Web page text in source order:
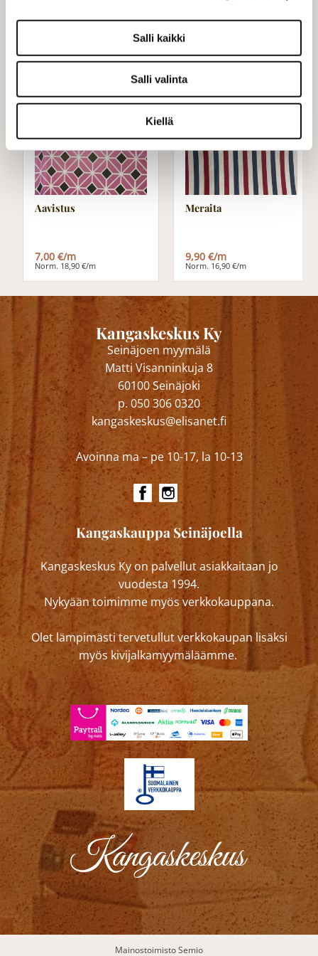
Salli kaikki
Salli valinta
Kiellä
Ei saatavana!
Aavistus
7,00 €/m
Norm. 18,90 €/m
Meraita
9,90 €/m
Norm. 16,90 €/m
Kangaskeskus Ky
Seinäjoen myymälä
Matti Visanninkuja 8
60100 Seinäjoki
p. 050 306 0320
kangaskeskus@elisanet.fi
Avoinna ma – pe 10-17, la 10-13
Kangaskauppa Seinäjoella
Kangaskeskus Ky on palvellut asiakkaitaan jo
vuodesta 1994.
Nykyään toimimme myös verkkokauppana.
Olet lämpimästi tervetullut verkkokaupan lisäksi
myös kivijalkamyymäläämme.
Mainostoimisto Semio